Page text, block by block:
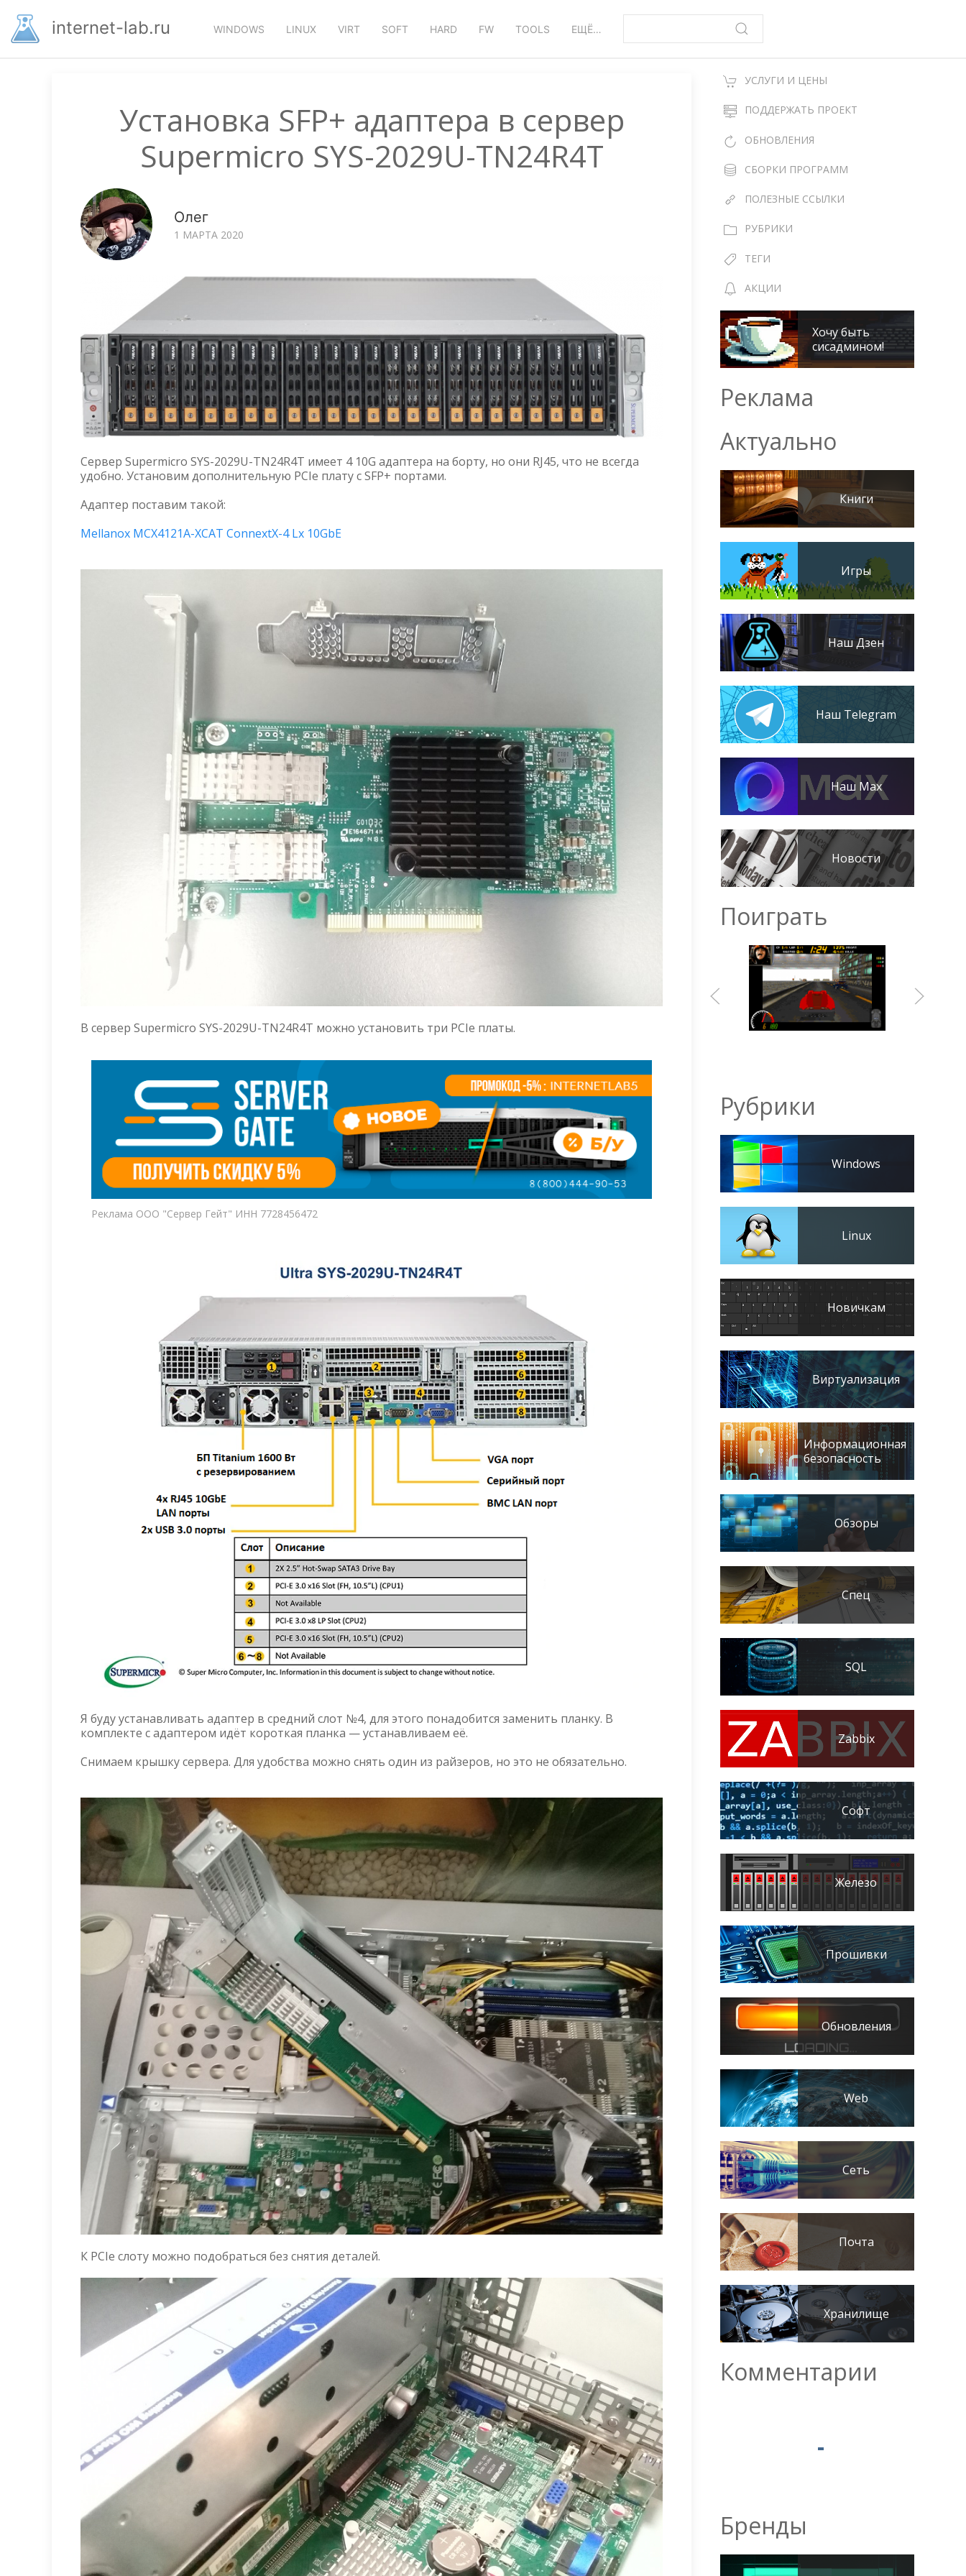
основномуinternet-lab.ru WINDOWS LINUX VIRT SOFT HARD FW TOOLS ЕЩЁ…
Установка SFP+ адаптера в сервер
Supermicro SYS-2029U-TN24R4T
Олег
1 МАРТА 2020
Сервер Supermicro SYS-2029U-TN24R4T имеет 4 10G адаптера на борту, но они RJ45, что не всегда
удобно. Установим дополнительную PCIe плату с SFP+ портами.
Адаптер поставим такой:
Mellanox MCX4121A-XCAT ConnextX-4 Lx 10GbE
В сервер Supermicro SYS-2029U-TN24R4T можно установить три PCIe платы.
Реклама ООО "Сервер Гейт" ИНН 7728456472
Я буду устанавливать адаптер в средний слот №4, для этого понадобится заменить планку. В
комплекте с адаптером идёт короткая планка — устанавливаем её.
Снимаем крышку сервера. Для удобства можно снять один из райзеров, но это не обязательно.
К PCIe слоту можно подобраться без снятия деталей.
УСЛУГИ И ЦЕНЫ
ПОДДЕРЖАТЬ ПРОЕКТ
ОБНОВЛЕНИЯ
СБОРКИ ПРОГРАММ
ПОЛЕЗНЫЕ ССЫЛКИ
РУБРИКИ
ТЕГИ
АКЦИИ
Хочу быть
сисадмином!
Реклама
Актуально
Книги
Игры
Наш Дзен
Наш Telegram
Наш Max
Новости
Поиграть
Рубрики
Windows
Linux
Новичкам
Виртуализация
Информационная
безопасность
Обзоры
Спец
SQL
Zabbix
Софт
Железо
Прошивки
Обновления
Web
Сеть
Почта
Хранилище
Комментарии
Бренды